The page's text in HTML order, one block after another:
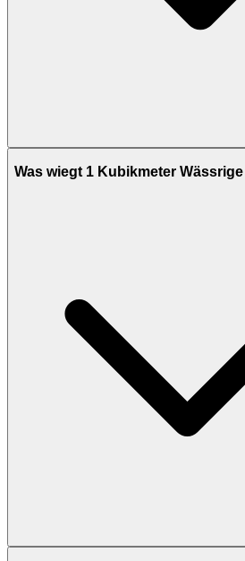
Was wiegt 1 Kubikmeter